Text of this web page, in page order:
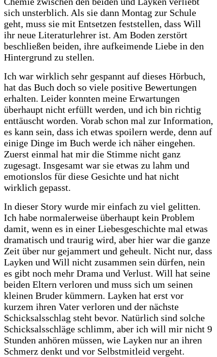
sich unsterblich. Als sie dann Montag zur Schule
geht, muss sie mit Entsetzen feststellen, dass Will
ihr neue Literaturlehrer ist. Am Boden zerstört
beschließen beiden, ihre aufkeimende Liebe in den
Hintergrund zu stellen.
Ich war wirklich sehr gespannt auf dieses Hörbuch,
hat das Buch doch so viele positive Bewertungen
erhalten. Leider konnten meine Erwartungen
überhaupt nicht erfüllt werden, und ich bin richtig
enttäuscht worden. Vorab schon mal zur Information,
es kann sein, dass ich etwas spoilern werde, denn auf
einige Dinge im Buch werde ich näher eingehen.
Zuerst einmal hat mir die Stimme nicht ganz
zugesagt. Insgesamt war sie etwas zu lahm und
emotionslos für diese Gesichte und hat nicht
wirklich gepasst.
In dieser Story wurde mir einfach zu viel gelitten.
Ich habe normalerweise überhaupt kein Problem
damit, wenn es in einer Liebesgeschichte mal etwas
dramatisch und traurig wird, aber hier war die ganze
Zeit über nur gejammert und geheult. Nicht nur, dass
Layken und Will nicht zusammen sein dürfen, nein
es gibt noch mehr Drama und Verlust. Will hat seine
beiden Eltern verloren und muss sich um seinen
kleinen Bruder kümmern. Layken hat erst vor
kurzem ihren Vater verloren und der nächste
Schicksalsschlag steht bevor. Natürlich sind solche
Schicksalsschläge schlimm, aber ich will mir nicht 9
Stunden anhören müssen, wie Layken nur an ihren
Schmerz denkt und vor Selbstmitleid vergeht.